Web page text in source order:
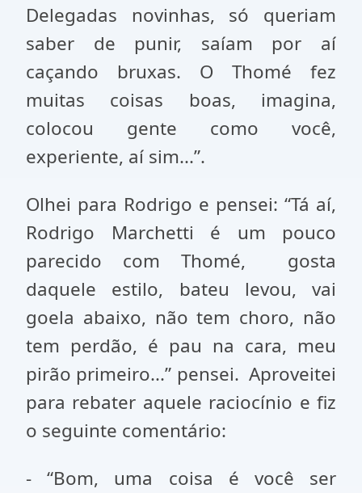
Delegadas novinhas, só queriam
saber de punir, saíam por aí
caçando bruxas. O Thomé fez
muitas coisas boas, imagina,
colocou gente como você,
experiente, aí sim...”.
Olhei para Rodrigo e pensei: “Tá aí,
Rodrigo Marchetti é um pouco
parecido com Thomé, gosta
daquele estilo, bateu levou, vai
goela abaixo, não tem choro, não
tem perdão, é pau na cara, meu
pirão primeiro...” pensei. Aproveitei
para rebater aquele raciocínio e fiz
o seguinte comentário:
- “Bom, uma coisa é você ser